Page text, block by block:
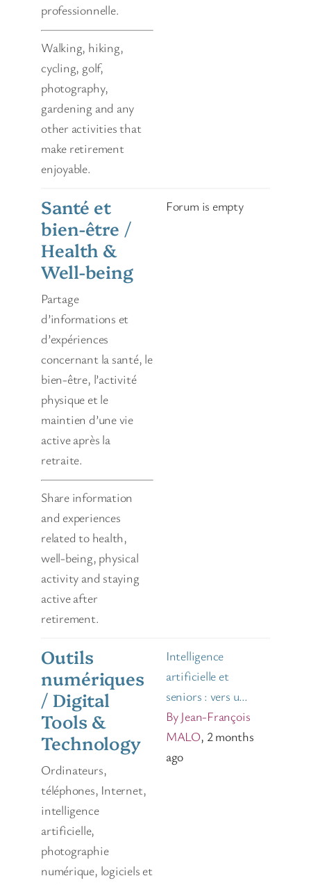
professionnelle.
Walking, hiking,
cycling, golf,
photography,
gardening and any
other activities that
make retirement
enjoyable.
Santé et
bien-être /
Health &
Well-being
Partage
d’informations et
d’expériences
concernant la santé, le
bien-être, l’activité
physique et le
maintien d’une vie
active après la
retraite.
Share information
and experiences
related to health,
well-being, physical
activity and staying
active after
retirement.
Forum is empty
Outils
numériques
/ Digital
Tools &
Technology
Ordinateurs,
téléphones, Internet,
intelligence
artificielle,
photographie
numérique, logiciels et
Intelligence
artificielle et
seniors : vers u…
By Jean-François
MALO, 2 months
ago